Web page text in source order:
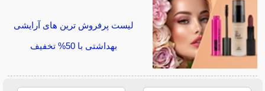
لیست پرفروش ترین های آرایشی
بهداشتی با 50% تخفیف